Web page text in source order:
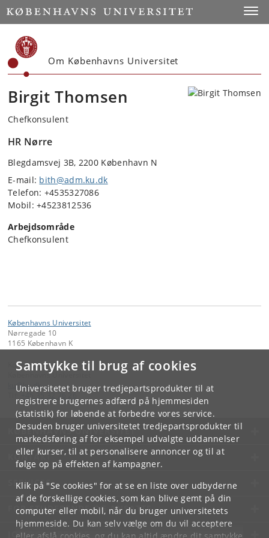
Samtykke til brug af cookies
Universitetet bruger tredjepartsprodukter til at
registrere brugernes adfærd på hjemmesiden
(statistik) for løbende at forbedre vores service.
Desuden bruger universitetet tredjepartsprodukter til
markedsføring af for eksempel udvalgte uddannelser
eller kurser, til at personalisere annoncer og til at
følge op på effekten af kampagner.
Klik på "Se cookies" for at se en liste over udbyderne
af de forskellige cookies, som kan blive gemt på din
computer eller mobil, når du bruger universitetets
hjemmeside. Du kan selv vælge om du vil acceptere
Start
Om Københavns Universitet
Birgit Thomsen
Chefkonsulent
HR Nørre
Blegdamsvej 3B, 2200 København N
E-mail: bith@adm.ku.dk
Telefon: +4535327086
Mobil: +4523812536
Arbejdsområde
Chefkonsulent
Københavns Universitet
Nørregade 10
1165 København K
Kontakt:
Københavns Universitet
@ku.dk
KØBENHAVNS UNIVERSITET
KONTAKT
SERVICES
FOR STUDERENDE OG ANSATTE
JOB OG KARRIERE